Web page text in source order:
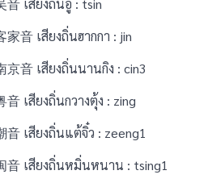
家音 เสียงถิ่นฮากกา : jin
京音 เสียงถิ่นนานกิง : cin3
音 เสียงถิ่นกวางตุ้ง : zing
音 เสียงถิ่นแต้จิ๋ว : zeeng1
音 เสียงถิ่นหมิ่นหนาน : tsing1